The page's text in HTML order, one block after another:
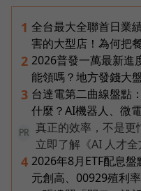
1 全台最大全聯首日業
害的大型店！為何把
2 2026普發一萬最新進
能領嗎？地方發錢大
3 台達電第二曲線盤點
什麼？AI機器人、微
PR
真正的效率，不是更
立即了解《AI 人才全
4 2026年8月ETF配息
元創高、00929殖利